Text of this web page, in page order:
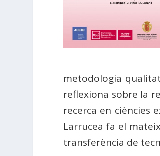
metodologia
reflexiona sobre la
recerca en ciències
Larrucea fa el
transferència de